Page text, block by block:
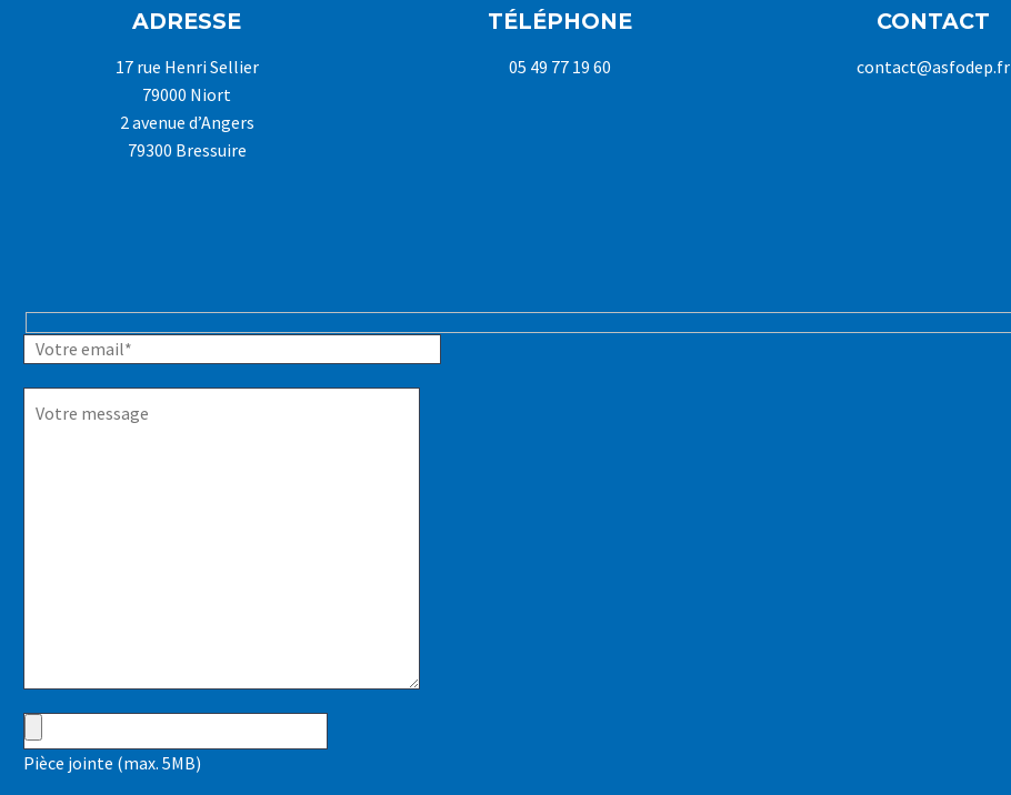
ADRESSE
17 rue Henri Sellier
79000 Niort
2 avenue d’Angers
79300 Bressuire
TÉLÉPHONE
05 49 77 19 60
CONTACT
contact@asfodep.fr
Hidden
fields
Pièce jointe (max. 5MB)